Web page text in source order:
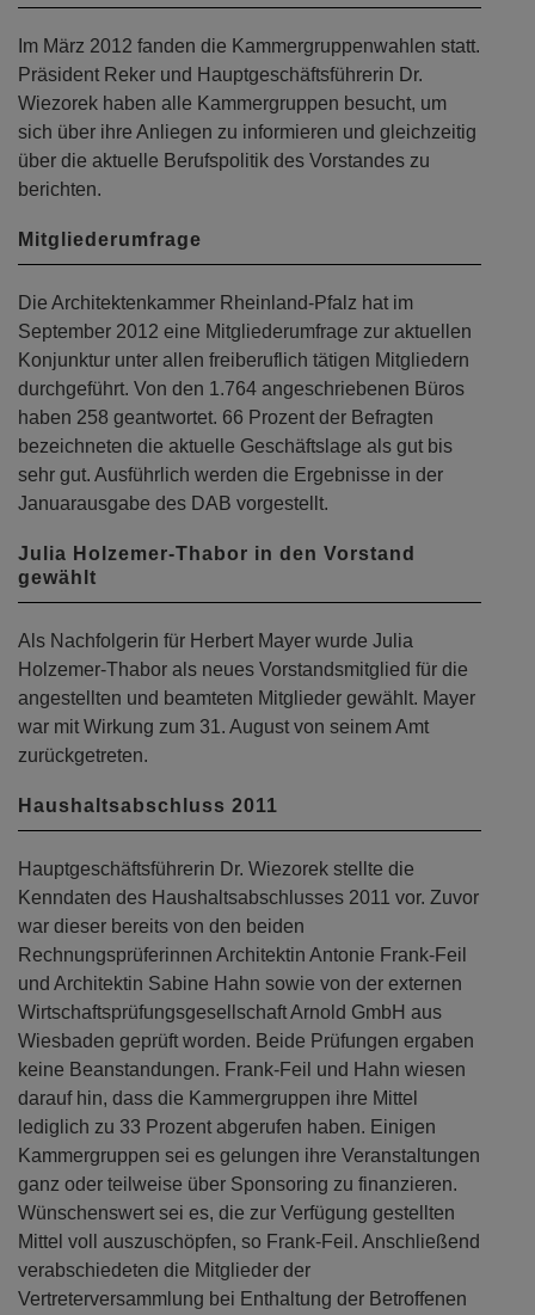
Im März 2012 fanden die Kammergruppenwahlen statt.
Präsident Reker und Hauptgeschäftsführerin Dr.
Wiezorek haben alle Kammergruppen besucht, um
sich über ihre Anliegen zu informieren und gleichzeitig
über die aktuelle Berufspolitik des Vorstandes zu
berichten.
Mitgliederumfrage
Die Architektenkammer Rheinland-Pfalz hat im
September 2012 eine Mitgliederumfrage zur aktuellen
Konjunktur unter allen freiberuflich tätigen Mitgliedern
durchgeführt. Von den 1.764 angeschriebenen Büros
haben 258 geantwortet. 66 Prozent der Befragten
bezeichneten die aktuelle Geschäftslage als gut bis
sehr gut. Ausführlich werden die Ergebnisse in der
Januarausgabe des DAB vorgestellt.
Julia Holzemer-Thabor in den Vorstand
gewählt
Als Nachfolgerin für Herbert Mayer wurde Julia
Holzemer-Thabor als neues Vorstandsmitglied für die
angestellten und beamteten Mitglieder gewählt. Mayer
war mit Wirkung zum 31. August von seinem Amt
zurückgetreten.
Haushaltsabschluss 2011
Hauptgeschäftsführerin Dr. Wiezorek stellte die
Kenndaten des Haushaltsabschlusses 2011 vor. Zuvor
war dieser bereits von den beiden
Rechnungsprüferinnen Architektin Antonie Frank-Feil
und Architektin Sabine Hahn sowie von der externen
Wirtschaftsprüfungsgesellschaft Arnold GmbH aus
Wiesbaden geprüft worden. Beide Prüfungen ergaben
keine Beanstandungen. Frank-Feil und Hahn wiesen
darauf hin, dass die Kammergruppen ihre Mittel
lediglich zu 33 Prozent abgerufen haben. Einigen
Kammergruppen sei es gelungen ihre Veranstaltungen
ganz oder teilweise über Sponsoring zu finanzieren.
Wünschenswert sei es, die zur Verfügung gestellten
Mittel voll auszuschöpfen, so Frank-Feil. Anschließend
verabschiedeten die Mitglieder der
Vertreterversammlung bei Enthaltung der Betroffenen